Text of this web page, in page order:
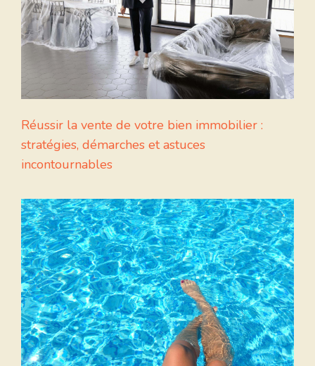
Réussir la vente de votre bien immobilier :
stratégies, démarches et astuces
incontournables